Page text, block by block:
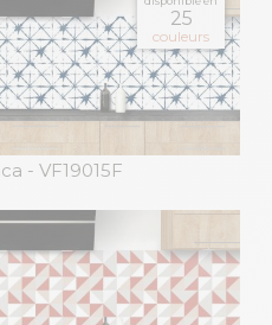
25
couleurs
- VF19015F